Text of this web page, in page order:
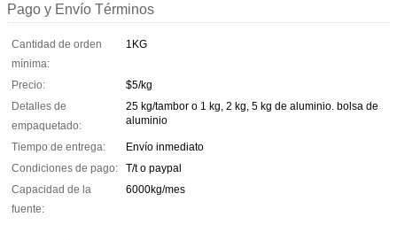
Pago y Envío Términos
Cantidad de orden
mínima:
1KG
Precio:
$5/kg
Detalles de
empaquetado:
25 kg/tambor o 1 kg, 2 kg, 5 kg de aluminio. bolsa de
aluminio
Tiempo de entrega:
Envío inmediato
Condiciones de pago:
T/t o paypal
Capacidad de la
fuente:
6000kg/mes